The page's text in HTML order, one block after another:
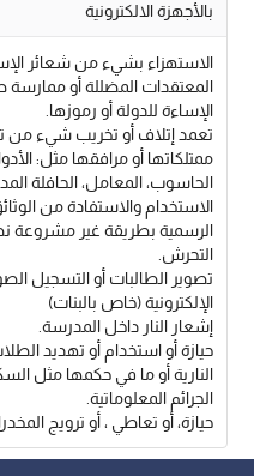
بالأجهزة الالكترونية
الاستهزاء بشيء من شعائر
المعتقدات المضللة أو
الإساءة للدولة أو رموزها.
تعمد إتلاف أو تخريب شيء من
ممتلكاتها أو مرافقها مثل:
الحاسوب، المعامل، الحافلة
الاستخدام والاستفادة من
الرسمية بطريقة غير مشروعة
التحرش.
تصوير الطالبات أو التسجيل
الإلكترونية (خاص بالبنات)
إشعار النار داخل المدرسة.
حيازة أو استخدام أو تهديد
النارية أو ما في حكمها مثل
الجرائم المعلوماتية.
حيازة، أو تعاطي ، أو ترويج